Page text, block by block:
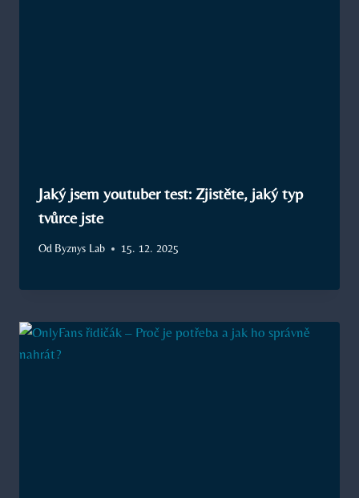
Jaký jsem youtuber test: Zjistěte, jaký typ
tvůrce jste
Od Byznys Lab 15. 12. 2025